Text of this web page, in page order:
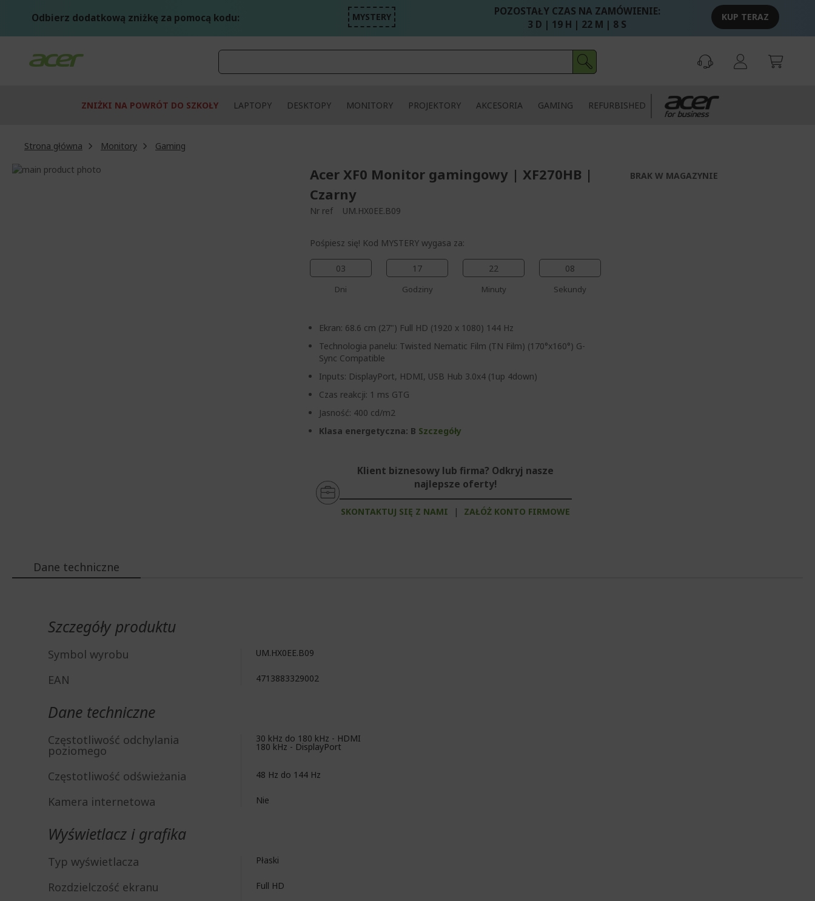
Odbierz dodatkową zniżkę za pomocą kodu: MYSTERY
POZOSTAŁY CZAS NA ZAMÓWIENIE:
3 D | 19 H | 22 M | 8 S
KUP TERAZ
ZNIŻKI NA POWRÓT DO SZKOŁY LAPTOPY DESKTOPY MONITORY PROJEKTORY AKCESORIA GAMING REFURBISHED
Strona główna Monitory
Gaming
Przejdź
Acer XF0 Monitor gamingowy | XF270HB |
Czarny
Nr ref UM.HX0EE.B09
Pośpiesz się! Kod MYSTERY wygasa za:
03
Dni
17
Godziny
22
Minuty
08
Sekundy
Ekran: 68.6 cm (27") Full HD (1920 x 1080) 144 Hz
Technologia panelu: Twisted Nematic Film (TN Film) (170°x160°) G-
Sync Compatible
Inputs: DisplayPort, HDMI, USB Hub 3.0x4 (1up 4down)
Czas reakcji: 1 ms GTG
Jasność: 400 cd/m2
Klasa energetyczna: B Szczegóły
Klient biznesowy lub firma? Odkryj nasze
najlepsze oferty!
SKONTAKTUJ SIĘ Z NAMI | ZAŁÓŻ KONTO FIRMOWE
BRAK W MAGAZYNIE
Dane techniczne
Szczegóły produktu
Symbol wyrobu UM.HX0EE.B09
EAN 4713883329002
Dane techniczne
Częstotliwość odchylania
poziomego
30 kHz do 180 kHz - HDMI
180 kHz - DisplayPort
Częstotliwość odświeżania 48 Hz do 144 Hz
Kamera internetowa Nie
Wyświetlacz i grafika
Typ wyświetlacza Płaski
Rozdzielczość ekranu Full HD